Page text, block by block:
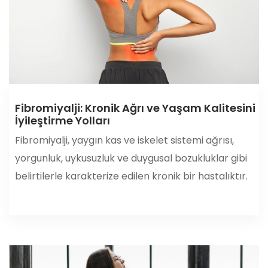
Fibromiyalji: Kronik Ağrı ve Yaşam Kalitesini
İyileştirme Yolları
Fibromiyalji, yaygın kas ve iskelet sistemi ağrısı,
yorgunluk, uykusuzluk ve duygusal bozukluklar gibi
belirtilerle karakterize edilen kronik bir hastalıktır.